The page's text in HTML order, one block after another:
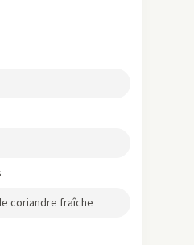
coriandre fraîche